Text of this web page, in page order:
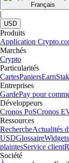
Français
|
USD
Produits
Application
Marchés
Crypto
Particularités
CartesPaniersEarn
Entreprises
GardePay pour
Développeurs
Cronos PoSCronos
Ressources
RechercheActualités
USDGlossaire
plaintesService client
Société